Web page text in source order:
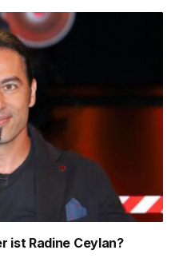
ist Radine Ceylan?